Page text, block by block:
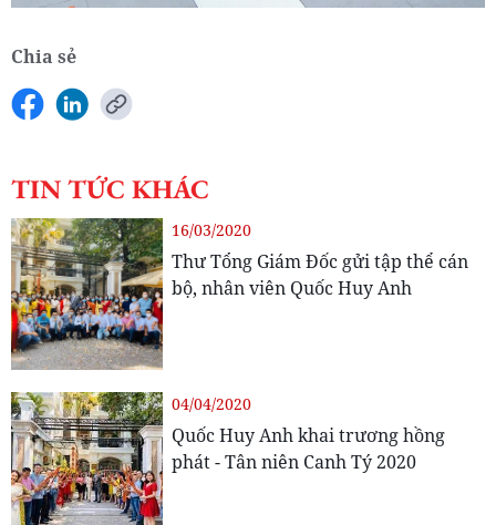
Chia sẻ
TIN TỨC KHÁC
16/03/2020
Thư Tổng Giám Đốc gửi tập thể cán
bộ, nhân viên Quốc Huy Anh
04/04/2020
Quốc Huy Anh khai trương hồng
phát - Tân niên Canh Tý 2020